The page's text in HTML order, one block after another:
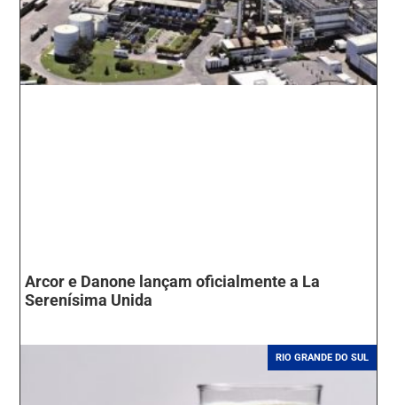
Arcor e Danone lançam oficialmente a La
Serenísima Unida
RIO GRANDE DO SUL